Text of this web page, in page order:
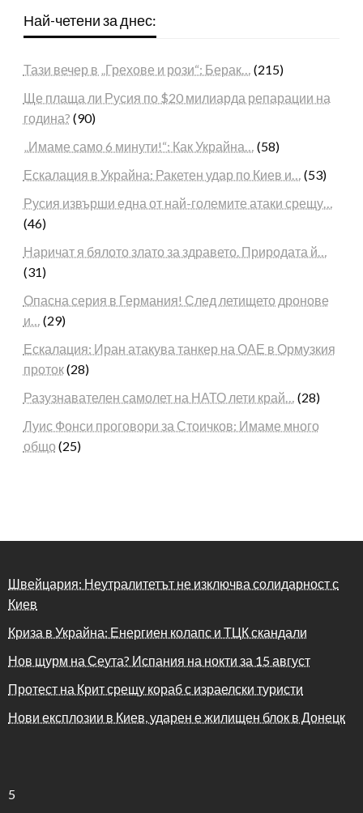
Най-четени за днес:
Тази вечер в „Грехове и рози“: Берак… (215)
Ще плаща ли Русия по $20 милиарда репарации на
година? (90)
„Имаме само 6 минути!“: Как Украйна… (58)
Ескалация в Украйна: Ракетен удар по Киев и… (53)
Русия извърши една от най-големите атаки срещу…
(46)
Наричат я бялото злато за здравето. Природата й…
(31)
Опасна серия в Германия! След летището дронове
и… (29)
Ескалация: Иран атакува танкер на ОАЕ в Ормузкия
проток(28)
Разузнавателен самолет на НАТО лети край… (28)
Луис Фонси проговори за Стоичков: Имаме много
общо (25)
Швейцария: Неутралитетът не изключва солидарност с
Киев
Криза в Украйна: Енергиен колапс и ТЦК скандали
Нов щурм на Сеута? Испания на нокти за 15 август
Протест на Крит срещу кораб с израелски туристи
Нови експлозии в Киев, ударен е жилищен блок в Донецк
5